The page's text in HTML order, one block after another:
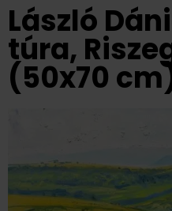
László
túra,
(50x70